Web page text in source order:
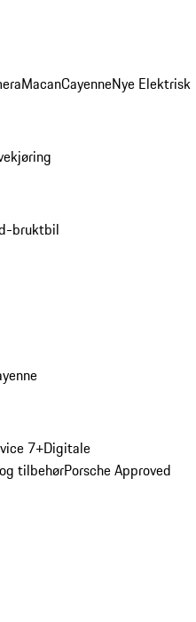
MacanCayenneNye Elektrisk
bruktbil
7+Digitale
tilbehørPorsche Approved